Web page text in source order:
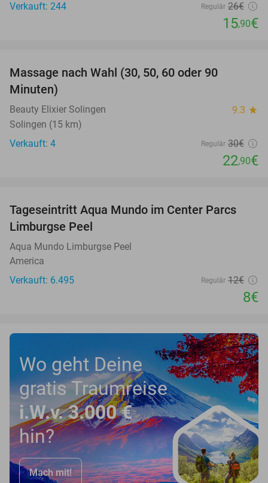
Verkauft: 244
Regulär 26€
15,90€
Massage nach Wahl (30, 50, 60 oder 90
Minuten)
Beauty Elixier Solingen 9.3 star
Solingen (15 km)
Verkauft: 4
Regulär 30€
22,90€
33%
Tageseintritt Aqua Mundo im Center Parcs
Limburgse Peel
Aqua Mundo Limburgse Peel
America
Verkauft: 6.495
Regulär 12€
8€
Wo geht Deine
gratis Traumreise
i.W.v. 3.000 €
hin?
Mach mit!